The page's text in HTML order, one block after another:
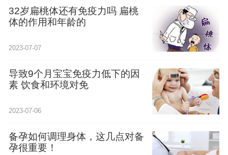
32岁扁桃体还有免疫力吗 扁桃
体的作用和年龄的
2023-07-07
导致9个月宝宝免疫力低下的因
素 饮食和环境对免
2023-07-06
备孕如何调理身体，这几点对备
孕很重要！